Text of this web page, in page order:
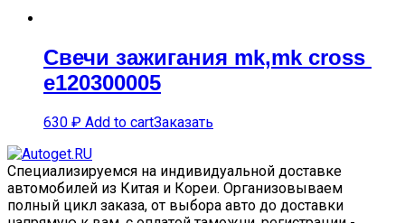
Свечи зажигания mk,mk cross
e120300005
630 ₽ Add to cartЗаказать
Специализируемся на индивидуальной доставке
автомобилей из Китая и Кореи. Организовываем
полный цикл заказа, от выбора авто до доставки